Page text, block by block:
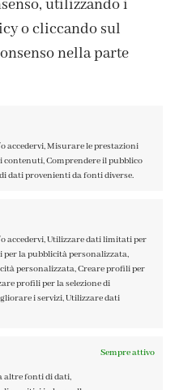
utilizzando i
o cliccando sul
nella parte
accedervi, Misurare le prestazioni
Comprendere il pubblico
dati provenienti da fonti diverse.
accedervi, Utilizzare dati limitati per
per la pubblicità personalizzata,
personalizzata, Creare profili per
profili per la selezione di
i servizi, Utilizzare dati
Sempre attivo
altre fonti di dati,
13, 23900 LECCO